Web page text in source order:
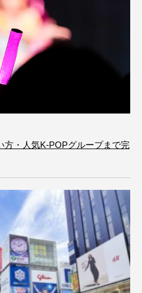
方・人気K-POPグループまで完